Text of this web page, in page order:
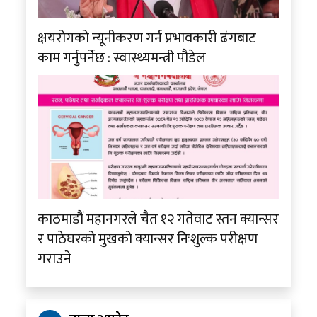
क्षयरोगको न्यूनीकरण गर्न प्रभावकारी ढंगबाट
काम गर्नुपर्नेछ : स्वास्थ्यमन्त्री पौडेल
काठमाडौं महानगरले चैत १२ गतेवाट स्तन क्यान्सर
र पाठेघरको मुखको क्यान्सर निःशुल्क परीक्षण
गराउने